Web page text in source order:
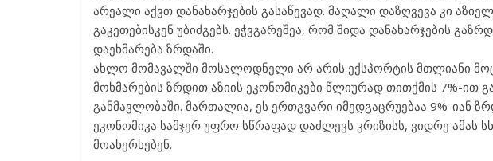
არეალი აქვთ დანახარჯების გასაწევად. მაღალი დაზღვევა კი
გაკეთებისკენ უბიძგებს. ეჭვგარეშეა, რომ შიდა დანახარჯების
დაეხმარება ზრდაში.
ახლო მომავალში მოსალოდნელი არ არის ექსპორტის მთლიანი
მოხმარების ზრდით აზიის ეკონომიკები წლიურად თითქმის 7%-ით
განმავლობაში. მართალია, ეს ერთგვარი იმედგაცრუებაა 9%-იან
ეკონომიკა სამჯერ უფრო სწრაფად დაძლევს კრიზისს, ვიდრე ამას
მოახერხებენ.